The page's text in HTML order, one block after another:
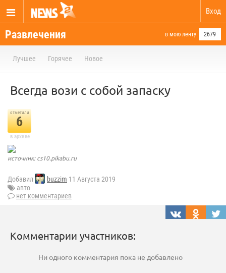
Вход
Развлечения в мою ленту 2679
Лучшее Горячее Новое
Всегда вози с собой запаску
отметили
6
в архиве
источник: cs10.pikabu.ru
Добавил buzzim 11 Августа 2019
авто
нет комментариев
Комментарии участников:
Ни одного комментария пока не добавлено